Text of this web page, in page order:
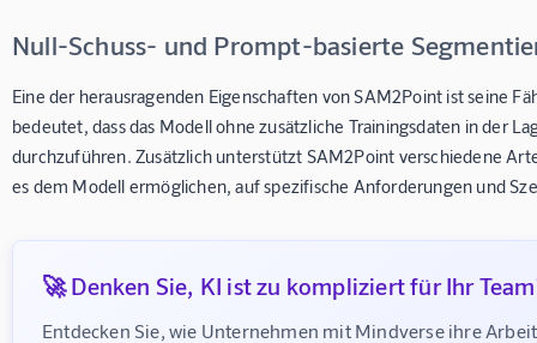
Null-Schuss- und Prompt-basierte
Eine der herausragenden Eigenschaften von SAM2Point ist seine
bedeutet, dass das Modell ohne zusätzliche Trainingsdaten in der
durchzuführen. Zusätzlich unterstützt SAM2Point verschiedene
es dem Modell ermöglichen, auf spezifische Anforderungen und
🚀 Denken Sie, KI ist zu kompliziert für Ihr
Entdecken Sie, wie Unternehmen mit Mindverse ihre